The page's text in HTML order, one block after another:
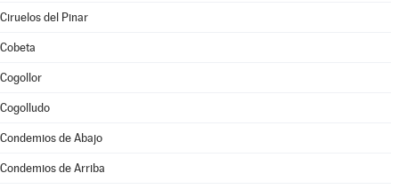
Ciruelos del Pinar
Cobeta
Cogollor
Cogolludo
Condemios de Abajo
Condemios de Arriba